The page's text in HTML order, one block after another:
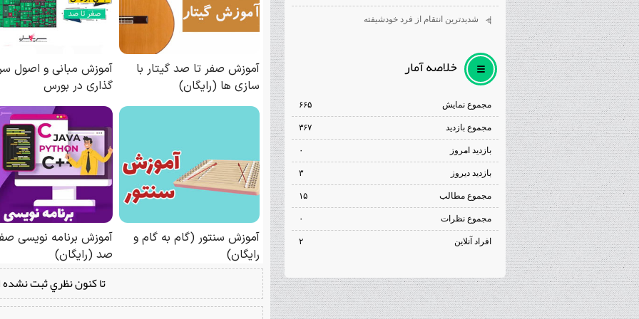
تا كنون نظري ثبت
شديدترين انتقام از فرد خودشيفته
خلاصه آمار
مجموع نمایش‌ ۶۶۵
مجموع بازدید ۳۶۷
بازدید امروز ۰
بازدید دیروز ۳
مجموع مطالب ۱۵
مجموع نظرات ۰
افراد آنلاین ۲